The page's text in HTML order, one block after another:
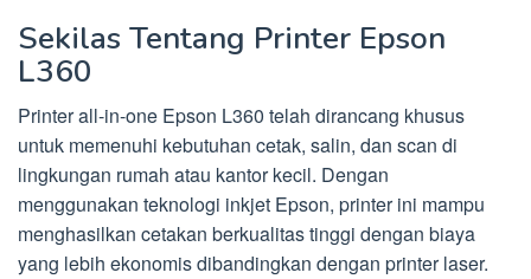
Sekilas Tentang Printer Epson
L360
Printer all-in-one Epson L360 telah dirancang khusus
untuk memenuhi kebutuhan cetak, salin, dan scan di
lingkungan rumah atau kantor kecil. Dengan
menggunakan teknologi inkjet Epson, printer ini mampu
menghasilkan cetakan berkualitas tinggi dengan biaya
yang lebih ekonomis dibandingkan dengan printer laser.